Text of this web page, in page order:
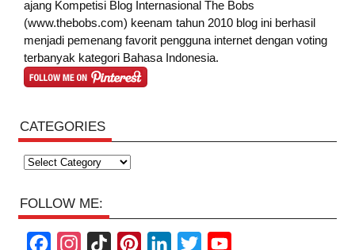
ajang Kompetisi Blog Internasional The Bobs
(www.thebobs.com) keenam tahun 2010 blog ini berhasil
menjadi pemenang favorit pengguna internet dengan voting
terbanyak kategori Bahasa Indonesia.
CATEGORIES
Categories
FOLLOW ME: